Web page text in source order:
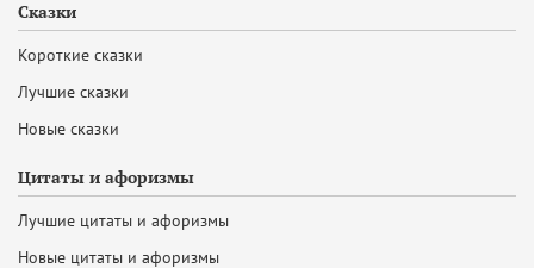
Сказки
Короткие сказки
Лучшие сказки
Новые сказки
Цитаты и афоризмы
Лучшие цитаты и афоризмы
Новые цитаты и афоризмы